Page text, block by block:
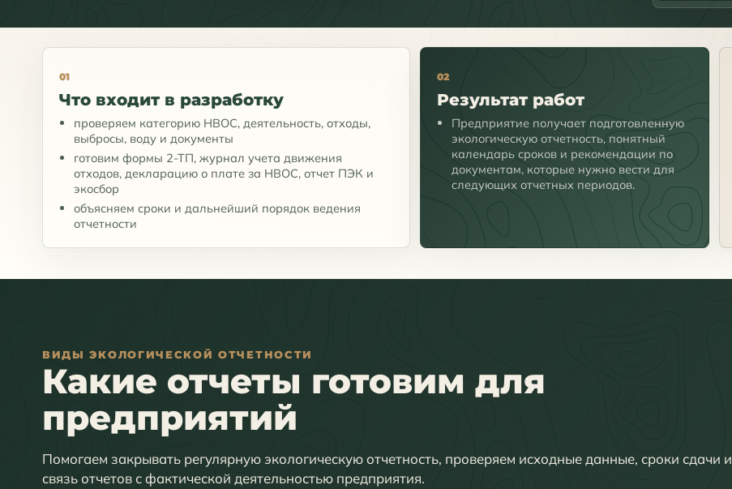
01
Что входит в разработку
проверяем категорию НВОС, деятельность, отходы,
выбросы, воду и документы
готовим формы 2-ТП, журнал учета движения
отходов, декларацию о плате за НВОС, отчет ПЭК и
экосбор
объясняем сроки и дальнейший порядок ведения
отчетности
02
Результат работ
Предприятие получает подготовленную
экологическую отчетность, понятный
календарь сроков и рекомендации по
документам, которые нужно вести для
следующих отчетных периодов.
ВИДЫ ЭКОЛОГИЧЕСКОЙ ОТЧЕТНОСТИ
Какие отчеты готовим для
предприятий
Помогаем закрывать регулярную экологическую отчетность, проверяем исходные данные, сроки сдачи и
связь отчетов с фактической деятельностью предприятия.